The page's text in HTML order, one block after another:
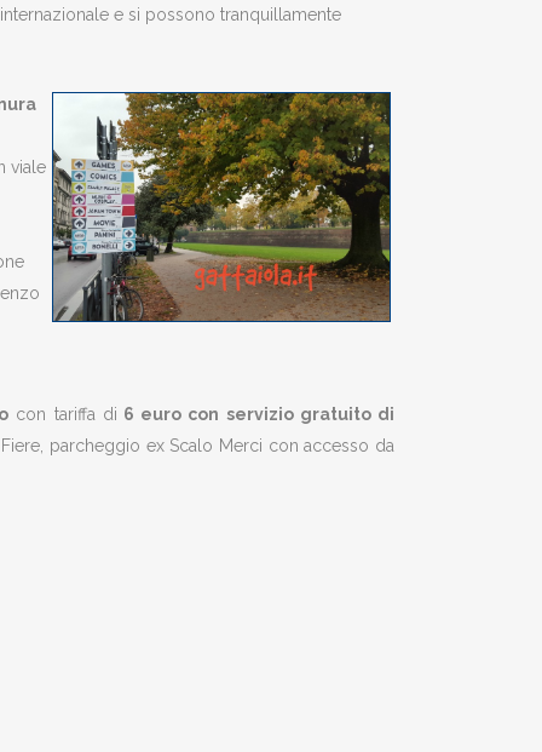
e si possono tranquillamente
viale
con tariffa di 6 euro con servizio gratuito di
parcheggio ex Scalo Merci con accesso da